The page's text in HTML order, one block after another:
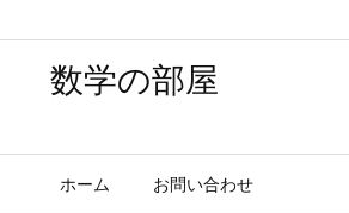
数学の部屋
ホーム お問い合わせ